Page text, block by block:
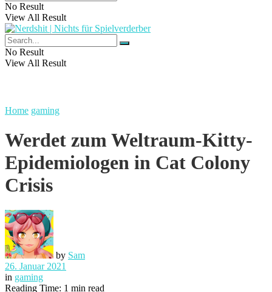
No Result
View All Result
No Result
View All Result
Home gaming
Werdet zum Weltraum-Kitty-
Epidemiologen in Cat Colony
Crisis
by Sam
26. Januar 2021
in gaming
Reading Time: 1 min read